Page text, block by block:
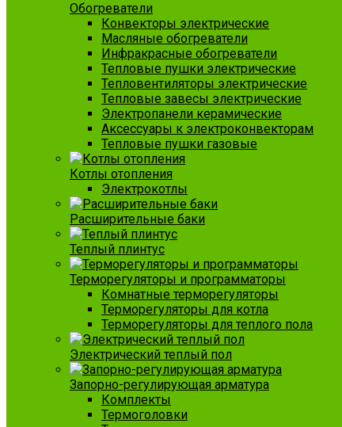
Обогреватели
Конвекторы электрические
Масляные обогреватели
Инфракрасные обогреватели
Тепловые пушки электрические
Тепловентиляторы электрические
Тепловые завесы электрические
Электропанели керамические
Аксессуары к электроконвекторам
Тепловые пушки газовые
Котлы отопления
Электрокотлы
Расширительные баки
Теплый плинтус
Терморегуляторы и программаторы
Комнатные терморегуляторы
Терморегуляторы для котла
Терморегуляторы для теплого пола
Электрический теплый пол
Запорно-регулирующая арматура
Комплекты
Термоголовки